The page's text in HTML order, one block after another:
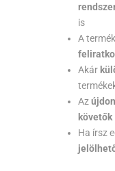
is
A
Akár
Az
követők
Ha írsz